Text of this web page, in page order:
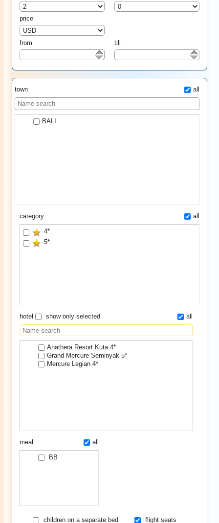
price
from till
town all
BALI
category all
4*
5*
hotel show only selected all
Anathera Resort Kuta 4*
Grand Mercure Seminyak 5*
Mercure Legian 4*
meal all
BB
children on a separate bed flight seats